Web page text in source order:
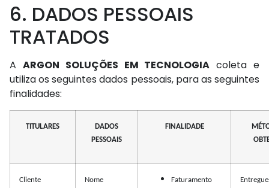
6. DADOS PESSOAIS
TRATADOS
A ARGON SOLUÇÕES EM TECNOLOGIA coleta e
utiliza os seguintes dados pessoais, para as seguintes
finalidades:
TITULARES
DADOS
PESSOAIS
FINALIDADE
Cliente
Nome
Faturamento